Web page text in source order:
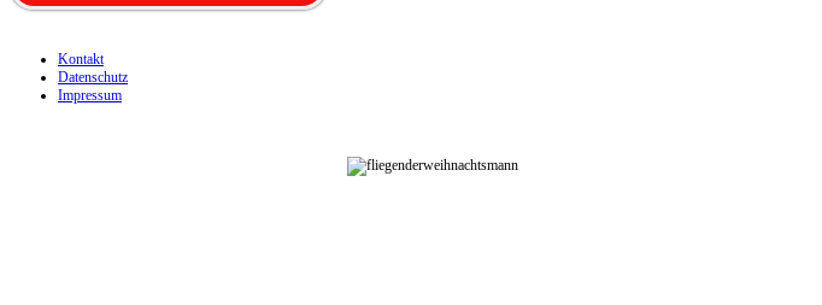
Kontakt
Datenschutz
Impressum